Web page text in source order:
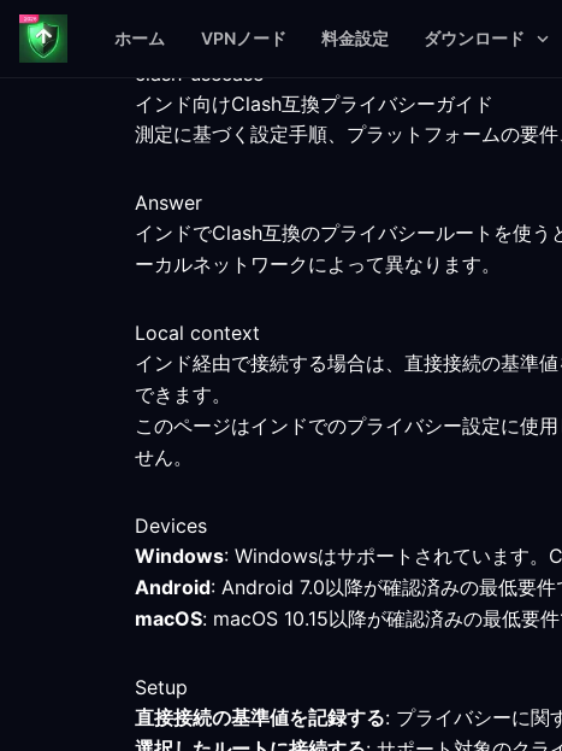
ホーム VPNノード 料金設定 ダウンロード
clash-usecase
インド向けClash互換プライバシーガイド
測定に基づく設定手順、プラットフォームの要
Answer
インドでClash互換のプライバシールートを使
ーカルネットワークによって異なります。
Local context
インド経由で接続する場合は、直接接続の基準
できます。
このページはインドでのプライバシー設定に使
せん。
Devices
Windows: Windowsはサポートされています。
Android: Android 7.0以降が確認済みの最低要件
macOS: macOS 10.15以降が確認済みの最低要
Setup
直接接続の基準値を記録する: プライバシーに関